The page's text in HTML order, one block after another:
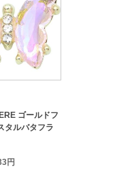
ゴールドフ
タルバタフラ
円